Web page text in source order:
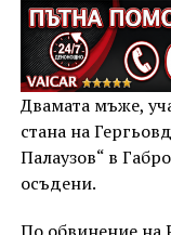
Двамата мъже,
стана на
Палаузов“ в
осъдени.